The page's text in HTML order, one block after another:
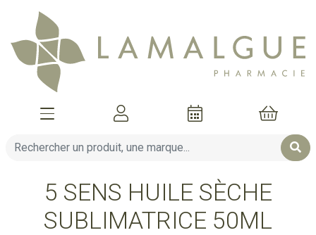
Afficher la navigation
Mon
5 SENS HUILE SÈCHE
SUBLIMATRICE 50ML